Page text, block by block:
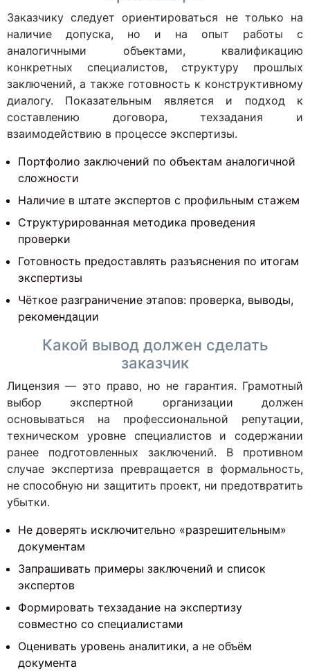
Заказчику следует ориентироваться не только на
наличие допуска, но и на опыт работы с
аналогичными объектами, квалификацию
конкретных специалистов, структуру прошлых
заключений, а также готовность к конструктивному
диалогу. Показательным является и подход к
составлению договора, техзадания и
взаимодействию в процессе экспертизы.
Портфолио заключений по объектам аналогичной
сложности
Наличие в штате экспертов с профильным стажем
Структурированная методика проведения
проверки
Готовность предоставлять разъяснения по итогам
экспертизы
Чёткое разграничение этапов: проверка, выводы,
рекомендации
Какой вывод должен сделать
заказчик
Лицензия — это право, но не гарантия. Грамотный
выбор экспертной организации должен
основываться на профессиональной репутации,
техническом уровне специалистов и содержании
ранее подготовленных заключений. В противном
случае экспертиза превращается в формальность,
не способную ни защитить проект, ни предотвратить
убытки.
Не доверять исключительно «разрешительным»
документам
Запрашивать примеры заключений и список
экспертов
Формировать техзадание на экспертизу
совместно со специалистами
Оценивать уровень аналитики, а не объём
документа